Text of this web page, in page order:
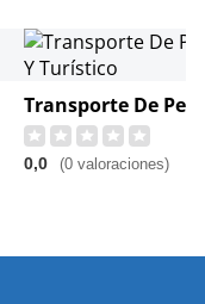
0,0 (0 valoraciones)